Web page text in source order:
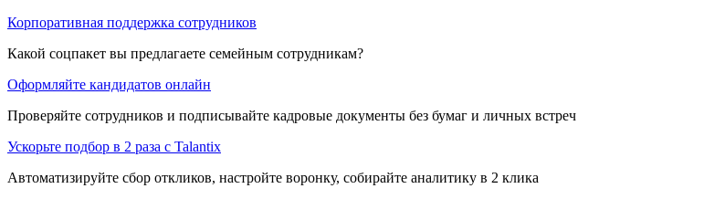
Корпоративная поддержка сотрудников
Какой соцпакет вы предлагаете семейным сотрудникам?
Оформляйте кандидатов онлайн
Проверяйте сотрудников и подписывайте кадровые документы без бумаг и личных встреч
Ускорьте подбор в 2 раза с Talantix
Автоматизируйте сбор откликов, настройте воронку, собирайте аналитику в 2 клика